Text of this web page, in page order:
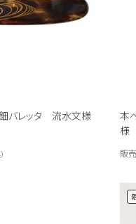
バレッタ 流水文様
本
様
販